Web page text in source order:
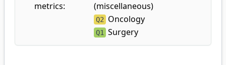
metrics:
(miscellaneous)
Q2 Oncology
Q1 Surgery